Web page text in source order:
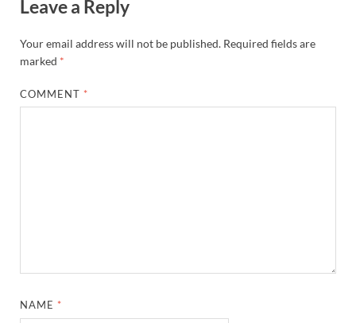
Leave a Reply
Your email address will not be published. Required fields are
marked *
COMMENT *
NAME *